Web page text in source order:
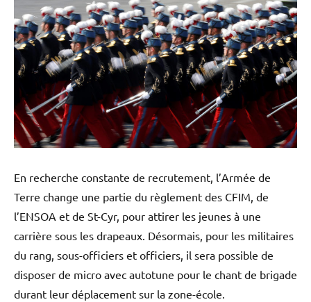
En recherche constante de recrutement, l’Armée de
Terre change une partie du règlement des CFIM, de
l’ENSOA et de St-Cyr, pour attirer les jeunes à une
carrière sous les drapeaux. Désormais, pour les militaires
du rang, sous-officiers et officiers, il sera possible de
disposer de micro avec autotune pour le chant de brigade
durant leur déplacement sur la zone-école.